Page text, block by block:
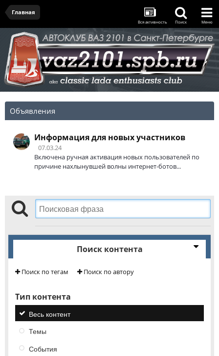
Главная
Вся активность Поиск Меню
Объявления
Информация для новых участников
07.03.24
Включена ручная активация новых пользователей по
причине нахлынувшей волны интернет-ботов...
Поиск контента
Поиск по тегам Поиск по автору
Тип контента
Весь контент
Темы
События